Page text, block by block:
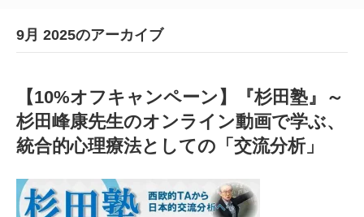
9月 2025のアーカイブ
【10%オフキャンペーン】『杉田塾』～
杉田峰康先生のオンライン動画で学ぶ、
統合的心理療法としての「交流分析」